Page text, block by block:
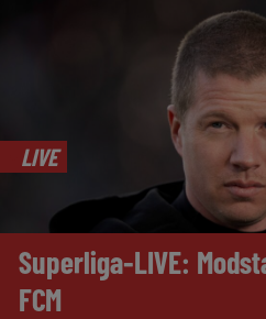
LIVE
Superliga-LIVE:
FCM